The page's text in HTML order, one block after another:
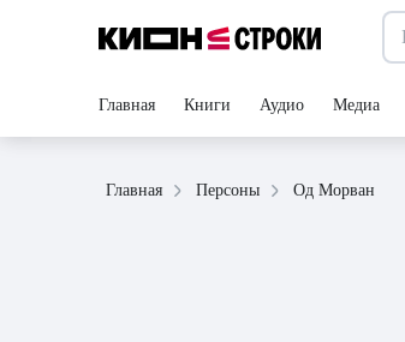
Главная Книги Аудио Медиа
Главная Персоны Од Морван